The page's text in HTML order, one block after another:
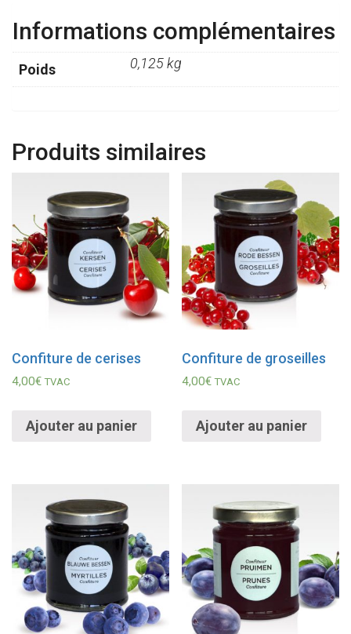
Informations complémentaires
Poids 0,125 kg
Produits similaires
Confiture de cerises
4,00€ TVAC
Ajouter au panier
Confiture de groseilles
4,00€ TVAC
Ajouter au panier